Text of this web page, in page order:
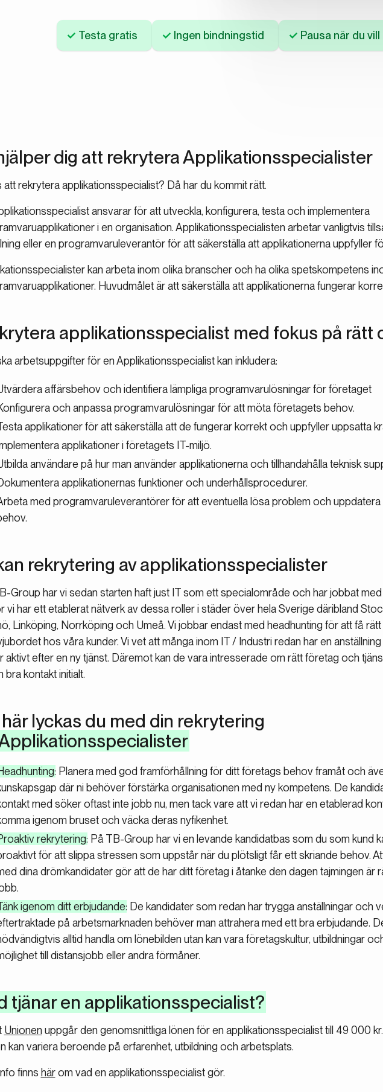
Testa gratis Ingen bindningstid Pausa när du vill
dig att rekrytera Applikationsspecialister
att rekrytera applikationsspecialist? Då har du kommit rätt.
ansvarar för att utveckla, konfigurera, testa och implementera
i en organisation. Applikationsspecialisten arbetar vanligtvis
eller en programvaruleverantör för att säkerställa att applikationerna uppfyller
kan arbeta inom olika branscher och ha olika spetskompetens
Huvudmålet är att säkerställa att applikationerna fungerar
applikationsspecialist med fokus på rätt
arbetsuppgifter för en Applikationsspecialist kan inkludera:
affärsbehov och identifiera lämpliga programvarulösningar för företaget
och anpassa programvarulösningar för att möta företagets behov.
applikationer för att säkerställa att de fungerar korrekt och uppfyller uppsatta
applikationer i företagets IT-miljö.
användare på hur man använder applikationerna och tillhandahålla teknisk
applikationernas funktioner och underhållsprocedurer.
med programvaruleverantörer för att eventuella lösa problem och uppdatera
rekrytering av applikationsspecialister
Group har vi sedan starten haft just IT som ett specialområde och har jobbat
vi har ett etablerat nätverk av dessa roller i städer över hela Sverige däribland
Linköping, Norrköping och Umeå. Vi jobbar endast med headhunting för att få rätt
hos våra kunder. Vi vet att många inom IT / Industri redan har en
aktivt efter en ny tjänst. Däremot kan de vara intresserade om rätt företag och
bra kontakt initialt.
lyckas du med din rekrytering
: Planera med god framförhållning för ditt företags behov framåt och
där ni behöver förstärka organisationen med ny kompetens. De
med söker oftast inte jobb nu, men tack vare att vi redan har en etablerad
igenom bruset och väcka deras nyfikenhet.
rekrytering: På TB-Group har vi en levande kandidatbas som du som kund
för att slippa stressen som uppstår när du plötsligt får ett skriande behov.
dina drömkandidater gör att de har ditt företag i åtanke den dagen tajmingen är
igenom ditt erbjudande: De kandidater som redan har trygga anställningar och
på arbetsmarknaden behöver man attrahera med ett bra erbjudande.
alltid handla om lönebilden utan kan vara företagskultur, utbildningar
till distansjobb eller andra förmåner.
tjänar en applikationsspecialist?
Unionen uppgår den genomsnittliga lönen för en applikationsspecialist till 49 000 kr.
kan variera beroende på erfarenhet, utbildning och arbetsplats.
finns härom vad en applikationsspecialist gör.